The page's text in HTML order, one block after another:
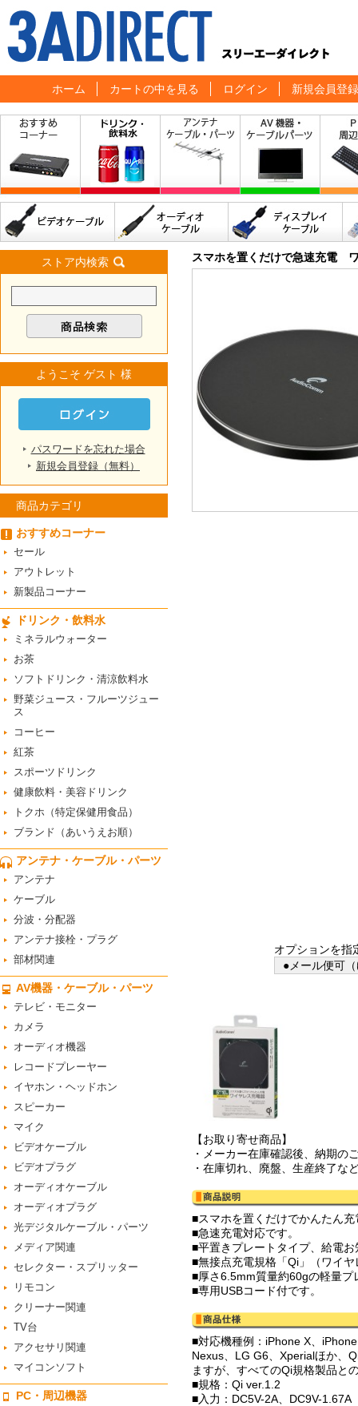
ホーム カートの中を見る ログイン 新規会員登録
ストア内検索
ようこそ ゲスト 様
パスワードを忘れた場合
新規会員登録（無料）
商品カテゴリ
おすすめコーナー
セール
アウトレット
新製品コーナー
ドリンク・飲料水
ミネラルウォーター
お茶
ソフトドリンク・清涼飲料水
野菜ジュース・フルーツジュー
ス
コーヒー
紅茶
スポーツドリンク
健康飲料・美容ドリンク
トクホ（特定保健用食品）
ブランド（あいうえお順）
アンテナ・ケーブル・パーツ
アンテナ
ケーブル
分波・分配器
アンテナ接栓・プラグ
部材関連
AV機器・ケーブル・パーツ
テレビ・モニター
カメラ
オーディオ機器
レコードプレーヤー
イヤホン・ヘッドホン
スピーカー
マイク
ビデオケーブル
ビデオプラグ
オーディオケーブル
オーディオプラグ
光デジタルケーブル・パーツ
メディア関連
セレクター・スプリッター
リモコン
クリーナー関連
TV台
アクセサリ関連
マイコンソフト
PC・周辺機器
スマホを置くだけで急速充電
オプションを指
●メール便可
【お取り寄せ商品】
・メーカー在庫確認後、納期の
・在庫切れ、廃盤、生産終了な
■スマホを置くだけでかんたん
■急速充電対応です。
■平置きプレートタイプ、給電
■無接点充電規格「Qi」（ワイ
■厚さ6.5mm質量約60gの軽量プ
■専用USBコード付です。
■対応機種例：iPhone X、
Nexus、LG G6、Xperialほか、
ますが、すべてのQi規格製品と
■規格：Qi ver.1.2
■入力：DC5V-2A、DC9V-1.67A